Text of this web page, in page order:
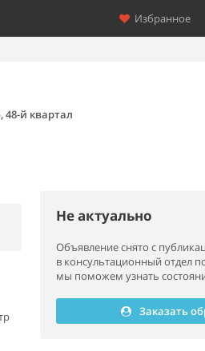
Избранное
й квартал
Не актуально
Объявление снято с
в консультационный отдел
мы поможем узнать
Заказать